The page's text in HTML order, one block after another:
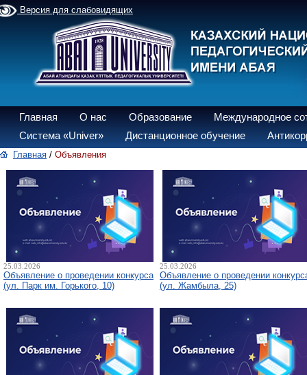
Версия для слабовидящих
Главная О нас Образование
Международное
Система «Univer»
Дистанционное обучение
Главная / Объявления
25.03.2026
Объявление о проведении конкурса
(ул. Парк им. Горького, 10)
25.03.2026
Объявление о проведении
(ул. Жамбыла, 25)